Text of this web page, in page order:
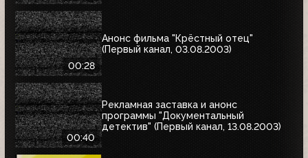
00:28
Анонс фильма "Крёстный отец"
(Первый канал, 03.08.2003)
00:40
Рекламная заставка и анонс
программы "Документальный
детектив" (Первый канал, 13.08.2003)